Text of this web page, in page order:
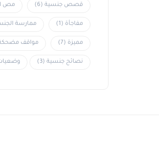
قصص جنسية (6) مص
مفاجأة (1) ممارسة
مميزة (7) مواقف
نصائح جنسية (3)